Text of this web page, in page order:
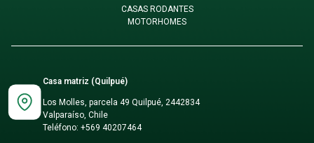
CASAS RODANTES
MOTORHOMES
Casa matriz (Quilpué)
Los Molles, parcela 49 Quilpué, 2442834
Valparaíso, Chile
Teléfono: +569 40207464